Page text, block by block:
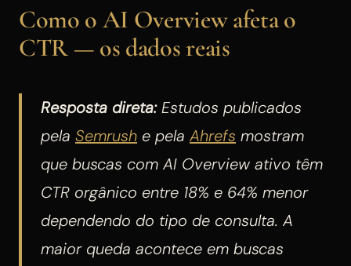
Como o AI Overview afeta o
CTR — os dados reais
Resposta direta:Estudos publicados
pela Semrush e pela Ahrefs mostram
que buscas com AI Overview ativo têm
CTR orgânico entre 18% e 64% menor
dependendo do tipo de consulta. A
maior queda acontece em buscas